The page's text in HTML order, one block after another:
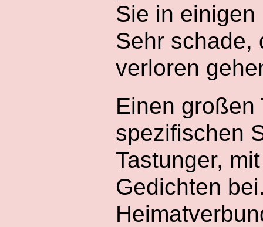
Sie in
Sehr schade,
verloren
Einen großen
spezifischen
Tastunger,
Gedichten